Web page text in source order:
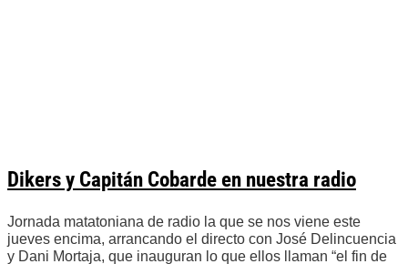
Dikers y Capitán Cobarde en nuestra radio
Jornada matatoniana de radio la que se nos viene este
jueves encima, arrancando el directo con José Delincuencia
y Dani Mortaja, que inauguran lo que ellos llaman “el fin de